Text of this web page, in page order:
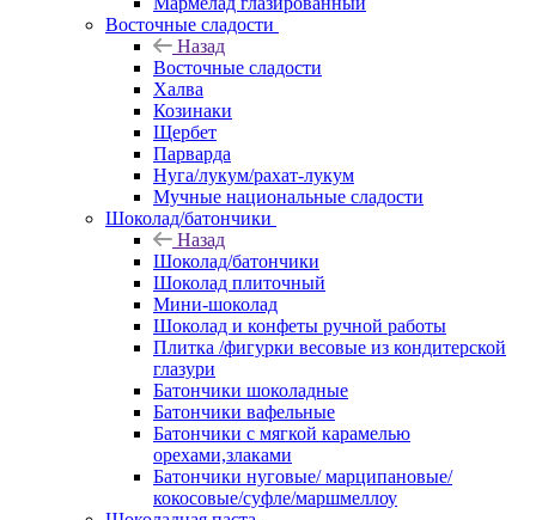
Восточные сладости
Назад
Восточные сладости
Халва
Козинаки
Щербет
Парварда
Нуга/лукум/рахат-лукум
Мучные национальные сладости
Шоколад/батончики
Назад
Шоколад/батончики
Шоколад плиточный
Мини-шоколад
Шоколад и конфеты ручной работы
Плитка /фигурки весовые из кондитерской
глазури
Батончики шоколадные
Батончики вафельные
Батончики с мягкой карамелью
орехами,злаками
Батончики нуговые/ марципановые/
кокосовые/суфле/маршмеллоу